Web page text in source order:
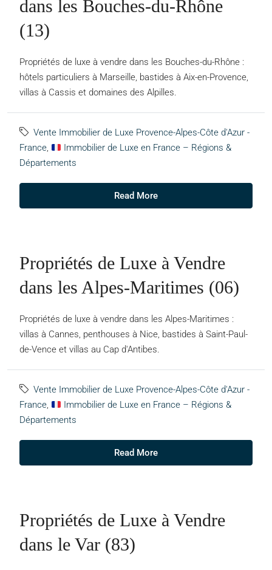
dans les Bouches-du-Rhône
(13)
Propriétés de luxe à vendre dans les Bouches-du-Rhône :
hôtels particuliers à Marseille, bastides à Aix-en-Provence,
villas à Cassis et domaines des Alpilles.
Vente Immobilier de Luxe Provence-Alpes-Côte d'Azur -
France,
Immobilier de Luxe en France – Régions &
Départements
Read More
Propriétés de Luxe à Vendre
dans les Alpes-Maritimes (06)
Propriétés de luxe à vendre dans les Alpes-Maritimes :
villas à Cannes, penthouses à Nice, bastides à Saint-Paul-
de-Vence et villas au Cap d'Antibes.
Vente Immobilier de Luxe Provence-Alpes-Côte d'Azur -
France,
Immobilier de Luxe en France – Régions &
Départements
Read More
Propriétés de Luxe à Vendre
dans le Var (83)